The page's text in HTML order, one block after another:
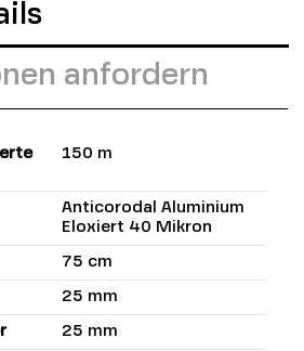
anfordern
150 m
Anticorodal Aluminium
Eloxiert 40 Mikron
75 cm
25 mm
25 mm